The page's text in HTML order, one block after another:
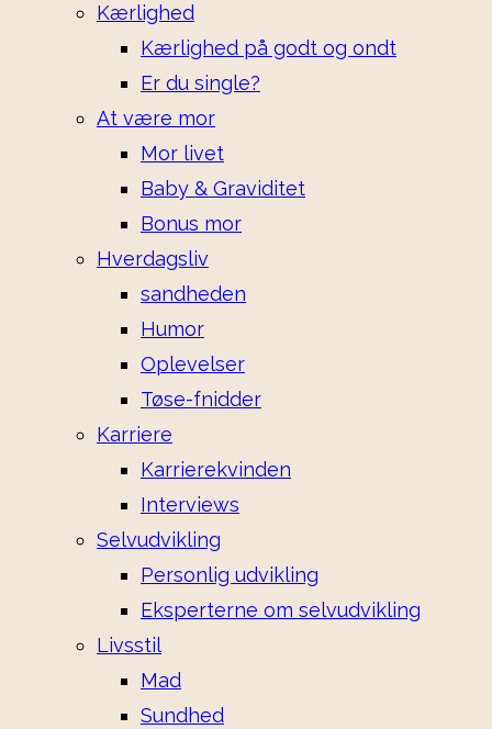
Kærlighed
Kærlighed på godt og ondt
Er du single?
At være mor
Mor livet
Baby & Graviditet
Bonus mor
Hverdagsliv
sandheden
Humor
Oplevelser
Tøse-fnidder
Karriere
Karrierekvinden
Interviews
Selvudvikling
Personlig udvikling
Eksperterne om selvudvikling
Livsstil
Mad
Sundhed